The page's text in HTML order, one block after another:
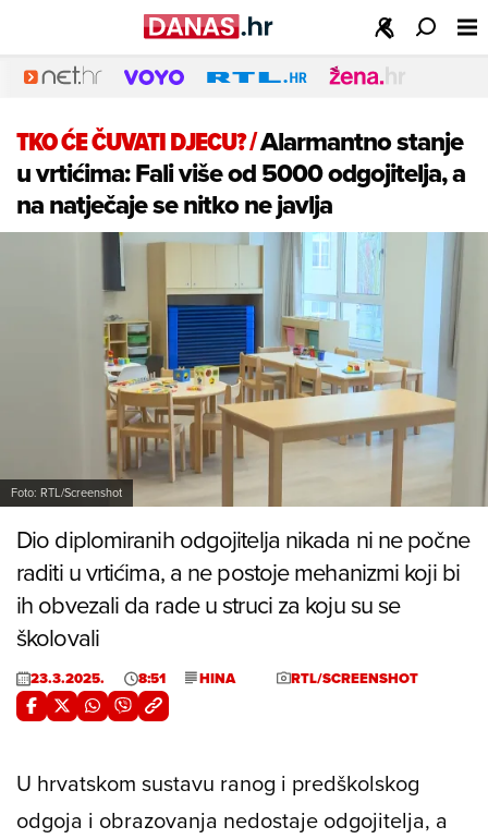
TKO ĆE ČUVATI DJECU?/Alarmantno stanje
u vrtićima: Fali više od 5000 odgojitelja, a
na natječaje se nitko ne javlja
Foto: RTL/Screenshot
Dio diplomiranih odgojitelja nikada ni ne počne
raditi u vrtićima, a ne postoje mehanizmi koji bi
ih obvezali da rade u struci za koju su se
školovali
23.3.2025. 8:51 HINA RTL/SCREENSHOT
U hrvatskom sustavu ranog i predškolskog
odgoja i obrazovanja nedostaje odgojitelja, a